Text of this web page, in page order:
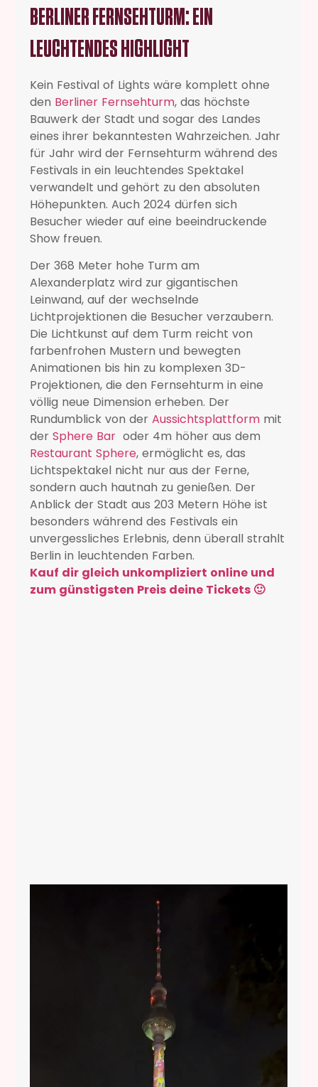
BERLINER FERNSEHTURM: EIN
LEUCHTENDES HIGHLIGHT
Kein Festival of Lights wäre komplett ohne
den Berliner Fernsehturm, das höchste
Bauwerk der Stadt und sogar des Landes
eines ihrer bekanntesten Wahrzeichen. Jahr
für Jahr wird der Fernsehturm während des
Festivals in ein leuchtendes Spektakel
verwandelt und gehört zu den absoluten
Höhepunkten. Auch 2024 dürfen sich
Besucher wieder auf eine beeindruckende
Show freuen.
Der 368 Meter hohe Turm am
Alexanderplatz wird zur gigantischen
Leinwand, auf der wechselnde
Lichtprojektionen die Besucher verzaubern.
Die Lichtkunst auf dem Turm reicht von
farbenfrohen Mustern und bewegten
Animationen bis hin zu komplexen 3D-
Projektionen, die den Fernsehturm in eine
völlig neue Dimension erheben. Der
Rundumblick von derAussichtsplattform mit
derSphere Bar oder 4m höher aus dem
Restaurant Sphere, ermöglicht es, das
Lichtspektakel nicht nur aus der Ferne,
sondern auch hautnah zu genießen. Der
Anblick der Stadt aus 203 Metern Höhe ist
besonders während des Festivals ein
unvergessliches Erlebnis, denn überall strahlt
Berlin in leuchtenden Farben.
Kauf dir gleich unkompliziert online und
zum günstigsten Preis deine Tickets 🙂